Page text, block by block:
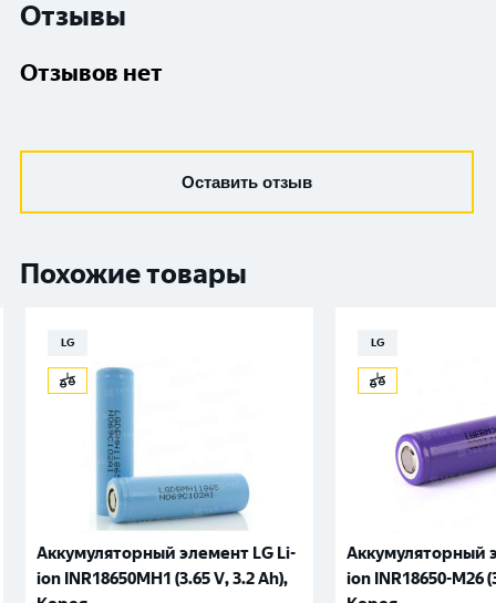
Отзывы
Отзывов нет
Оставить отзыв
Похожие товары
LG
Аккумуляторный элемент LG Li-
ion INR18650MH1 (3.65 V, 3.2 Аh),
LG
Аккумуляторный
ion INR18650-M26